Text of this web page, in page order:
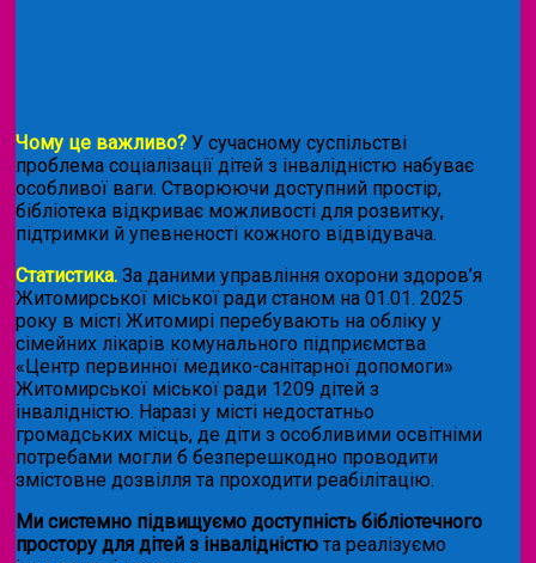
Чому це важливо? У сучасному суспільстві
проблема соціалізації дітей з інвалідністю набуває
особливої ваги. Створюючи доступний простір,
бібліотека відкриває можливості для розвитку,
підтримки й упевненості кожного відвідувача.
Статистика. За даними управління охорони здоров’я
Житомирської міської ради станом на 01.01. 2025
року в місті Житомирі перебувають на обліку у
сімейних лікарів комунального підприємства
«Центр первинної медико-санітарної допомоги»
Житомирської міської ради 1209 дітей з
інвалідністю. Наразі у місті недостатньо
громадських місць, де діти з особливими освітніми
потребами могли б безперешкодно проводити
змістовне дозвілля та проходити реабілітацію.
Ми системно підвищуємо доступність бібліотечного
простору для дітей з інвалідністю та реалізуємо